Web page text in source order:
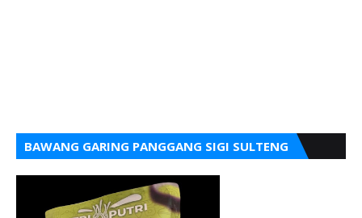
BAWANG GARING PANGGANG SIGI SULTENG